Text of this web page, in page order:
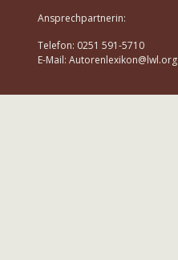
Ansprechpartnerin:
Telefon: 0251 591-5710
E-Mail: Autorenlexikon@lwl.org